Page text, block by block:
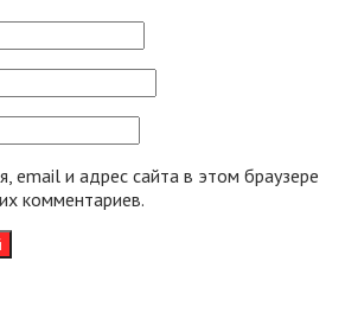
email и адрес сайта в этом браузере
комментариев.